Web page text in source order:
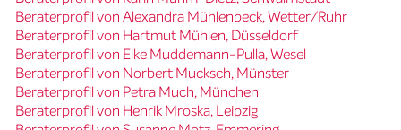
Beraterprofil von Alexandra Mühlenbeck, Wetter/Ruhr
Beraterprofil von Hartmut Mühlen, Düsseldorf
Beraterprofil von Elke Muddemann-Pulla, Wesel
Beraterprofil von Norbert Mucksch, Münster
Beraterprofil von Petra Much, München
Beraterprofil von Henrik Mroska, Leipzig